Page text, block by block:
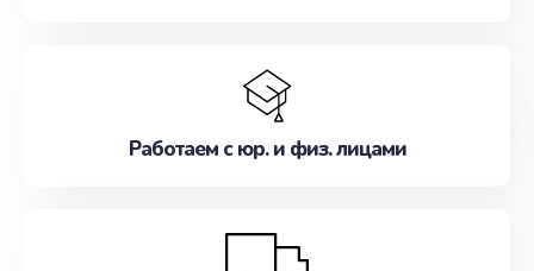
Работаем с юр. и физ. лицами